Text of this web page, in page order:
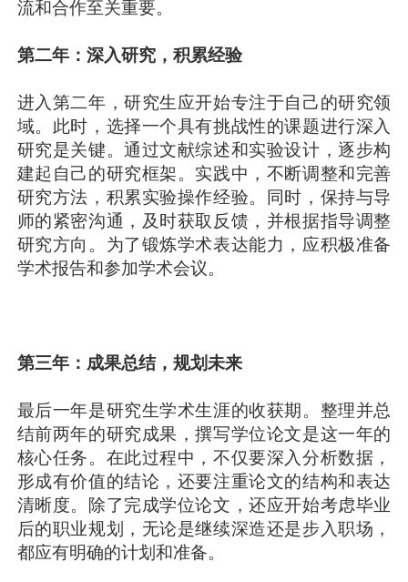
流和合作至关重要。
第二年：深入研究，积累经验
进入第二年，研究生应开始专注于自己的研究领
域。此时，选择一个具有挑战性的课题进行深入
研究是关键。通过文献综述和实验设计，逐步构
建起自己的研究框架。实践中，不断调整和完善
研究方法，积累实验操作经验。同时，保持与导
师的紧密沟通，及时获取反馈，并根据指导调整
研究方向。为了锻炼学术表达能力，应积极准备
学术报告和参加学术会议。
第三年：成果总结，规划未来
最后一年是研究生学术生涯的收获期。整理并总
结前两年的研究成果，撰写学位论文是这一年的
核心任务。在此过程中，不仅要深入分析数据，
形成有价值的结论，还要注重论文的结构和表达
清晰度。除了完成学位论文，还应开始考虑毕业
后的职业规划，无论是继续深造还是步入职场，
都应有明确的计划和准备。